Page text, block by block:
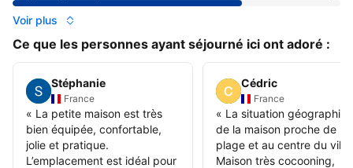
Voir plus
Ce que les personnes ayant séjourné ici ont adoré :
Stéphanie
France
« La petite maison est très
bien équipée, confortable,
jolie et pratique.
L’emplacement est idéal pour
Cédric
France
« La situation
de la maison proche de la
plage et au centre du
Maison très cocooning,